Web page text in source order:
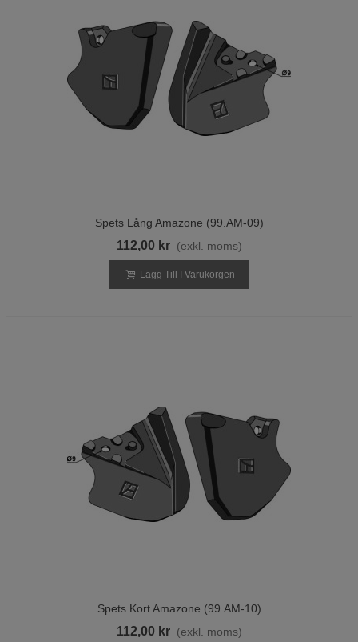
Spets Lång Amazone (99.AM-09)
112,00 kr (exkl. moms)
Lägg Till I Varukorgen
Spets Kort Amazone (99.AM-10)
112,00 kr (exkl. moms)